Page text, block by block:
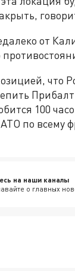
от
что
100
по всему
на наши каналы
о главных